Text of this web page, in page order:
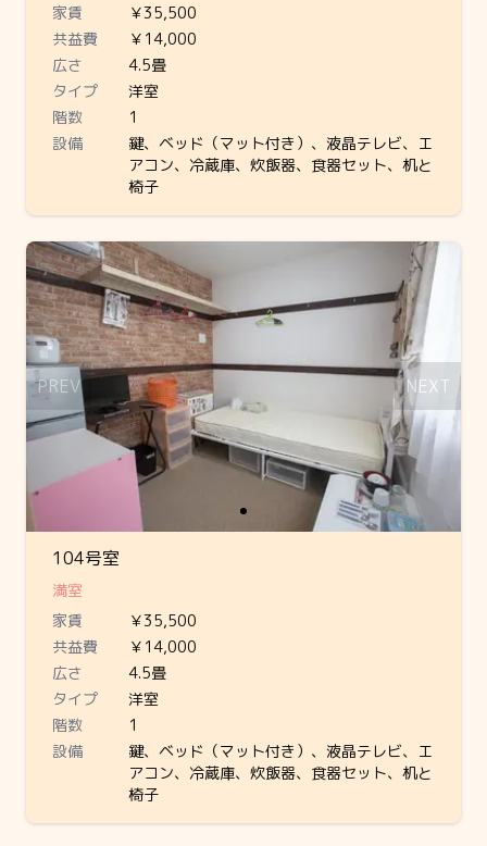
家賃
￥35,500
共益費
￥14,000
広さ
4.5畳
タイプ
洋室
階数
1
設備
鍵、ベッド（マット付き）、液晶テレビ、エ
アコン、冷蔵庫、炊飯器、食器セット、机と
椅子
Slide 1 of 1
PREV NEXT
104号室
満室
家賃
￥35,500
共益費
￥14,000
広さ
4.5畳
タイプ
洋室
階数
1
設備
鍵、ベッド（マット付き）、液晶テレビ、エ
アコン、冷蔵庫、炊飯器、食器セット、机と
椅子